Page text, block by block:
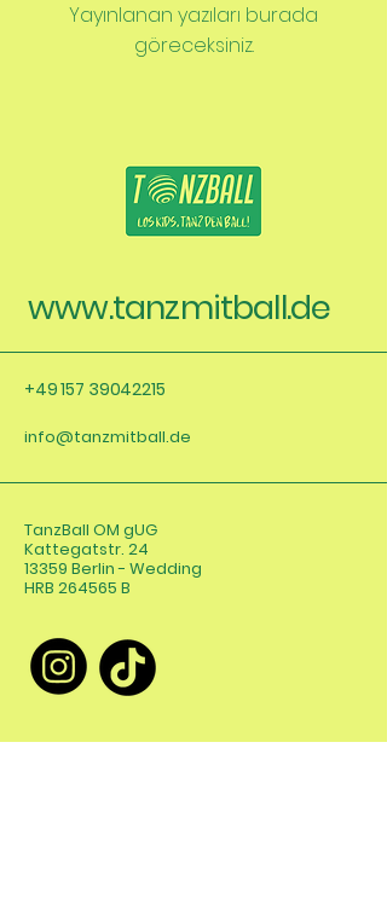
Yayınlanan yazıları burada
göreceksiniz.
www.tanzmitball.de
+49 157 39042215
info@tanzmitball.de
TanzBall OM gUG
Kattegatstr. 24
13359 Berlin - Wedding
HRB 264565 B